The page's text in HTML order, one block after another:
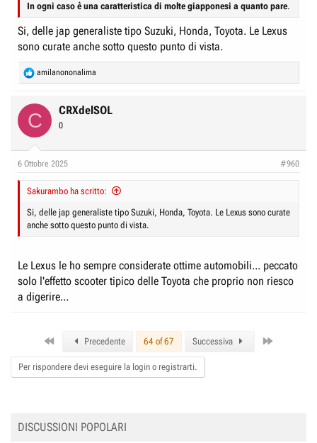
In ogni caso è una caratteristica di molte giapponesi a quanto pare.
Si, delle jap generaliste tipo Suzuki, Honda, Toyota. Le Lexus
sono curate anche sotto questo punto di vista.
R
e
s
amilanononalima
C CRXdelSOL
0
6 Ottobre 2025 #960
Sakurambo ha scritto:
Si, delle jap generaliste tipo Suzuki, Honda, Toyota. Le Lexus sono curate
anche sotto questo punto di vista.
Le Lexus le ho sempre considerate ottime automobili... peccato
solo l'effetto scooter tipico delle Toyota che proprio non riesco
a digerire...
Precedente 64 of 67 Successiva
Per rispondere devi eseguire la login o registrarti.
DISCUSSIONI POPOLARI